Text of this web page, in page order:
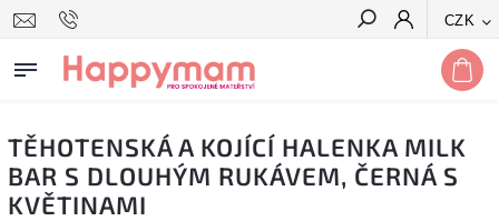
CZK
Hledat
TĚHOTENSKÁ A KOJÍCÍ HALENKA MILK
BAR S DLOUHÝM RUKÁVEM, ČERNÁ S
KVĚTINAMI